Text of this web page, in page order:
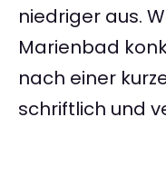
niedriger aus.
Marienbad
nach einer
schriftlich und